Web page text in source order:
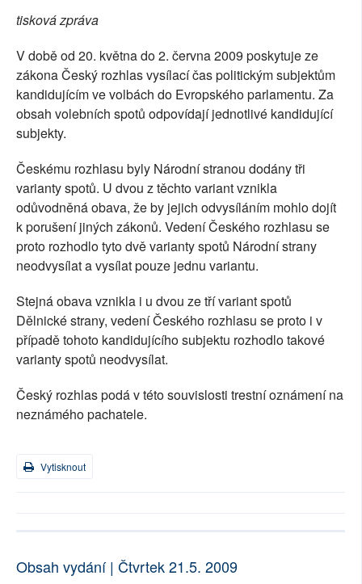
tisková zpráva
V době od 20. května do 2. června 2009 poskytuje ze
zákona Český rozhlas vysílací čas politickým subjektům
kandidujícím ve volbách do Evropského parlamentu. Za
obsah volebních spotů odpovídají jednotlivé kandidující
subjekty.
Českému rozhlasu byly Národní stranou dodány tři
varianty spotů. U dvou z těchto variant vznikla
odůvodněná obava, že by jejich odvysíláním mohlo dojít
k porušení jiných zákonů. Vedení Českého rozhlasu se
proto rozhodlo tyto dvě varianty spotů Národní strany
neodvysílat a vysílat pouze jednu variantu.
Stejná obava vznikla i u dvou ze tří variant spotů
Dělnické strany, vedení Českého rozhlasu se proto i v
případě tohoto kandidujícího subjektu rozhodlo takové
varianty spotů neodvysílat.
Český rozhlas podá v této souvislosti trestní oznámení na
neznámého pachatele.
Vytisknout
Obsah vydání | Čtvrtek 21.5. 2009